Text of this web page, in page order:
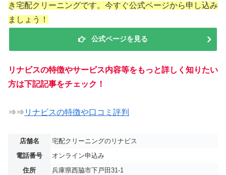
き宅配クリーニングです。今すぐ公式ページから申し込み
ましょう！
公式ページを見る
リナビスの特徴やサービス内容等をもっと詳しく知りたい
方は下記記事をチェック！
⇒⇒ リナビスの特徴や口コミ評判
店舗名
宅配クリーニングのリナビス
電話番号
オンライン申込み
住所
兵庫県西脇市下戸田31-1